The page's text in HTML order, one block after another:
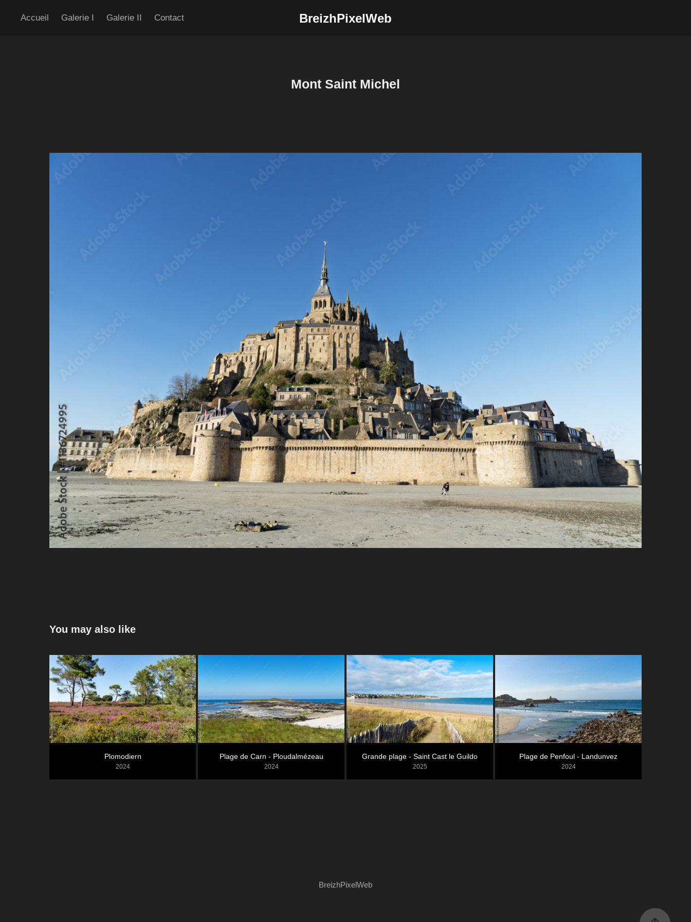
Accueil Galerie I Galerie II Contact BreizhPixelWeb
Mont Saint Michel
You may also like
Plomodiern
2024
Plage de Carn - Ploudalmézeau
2024
Grande plage - Saint Cast le Guildo
2025
Plage de Penfoul - Landunvez
2024
BreizhPixelWeb